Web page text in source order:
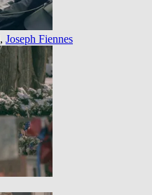
, Joseph Fiennes